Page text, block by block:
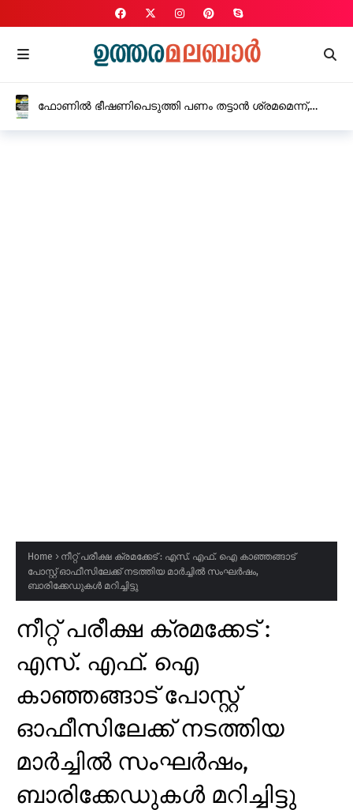
ഫോണിൽ ഭീഷണിപെടുത്തി പണം തട്ടാൻ ശ്രമമെന്ന്,
പേർക്കെതിരെ കേസ്
Home
നീറ്റ് പരീക്ഷ ക്രമക്കേട് : എസ്. എഫ്. ഐ കാഞ്ഞങ്ങാട്
പോസ്റ്റ് ഓഫീസിലേക്ക് നടത്തിയ മാർച്ചിൽ സംഘർഷം,
ബാരിക്കേഡുകൾ മറിച്ചിട്ടു
നീറ്റ് പരീക്ഷ ക്രമക്കേട് :
എസ്. എഫ്. ഐ
കാഞ്ഞങ്ങാട് പോസ്റ്റ്
ഓഫീസിലേക്ക് നടത്തിയ
മാർച്ചിൽ സംഘർഷം,
ബാരിക്കേഡുകൾ മറിച്ചിട്ടു